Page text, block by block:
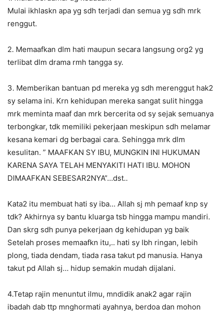
Mulai ikhlaskn apa yg sdh terjadi dan semua yg sdh mrk
renggut.
2. Memaafkan dlm hati maupun secara langsung org2 yg
terlibat dlm drama rmh tangga sy.
3. Memberikan bantuan pd mereka yg sdh merenggut hak2
sy selama ini. Krn kehidupan mereka sangat sulit hingga
mrk meminta maaf dan mrk bercerita od sy sejak semuanya
terbongkar, tdk memiliki pekerjaan meskipun sdh melamar
kesana kemari dg berbagai cara. Sehingga mrk dlm
kesulitan. ” MAAFKAN SY IBU, MUNGKIN INI HUKUMAN
KARENA SAYA TELAH MENYAKITI HATI IBU. MOHON
DIMAAFKAN SEBESAR2NYA”…dst..
Kata2 itu membuat hati sy iba… Allah sj mh pemaaf knp sy
tdk? Akhirnya sy bantu kluarga tsb hingga mampu mandiri.
Dan skrg sdh punya pekerjaan dg kehidupan yg baik
Setelah proses memaafkn itu,.. hati sy lbh ringan, lebih
plong, tiada dendam, tiada rasa takut pd manusia. Hanya
takut pd Allah sj… hidup semakin mudah dijalani.
4.Tetap rajin menuntut ilmu, mndidik anak2 agar rajin
ibadah dab ttp mnghormati ayahnya, berdoa dan mohon